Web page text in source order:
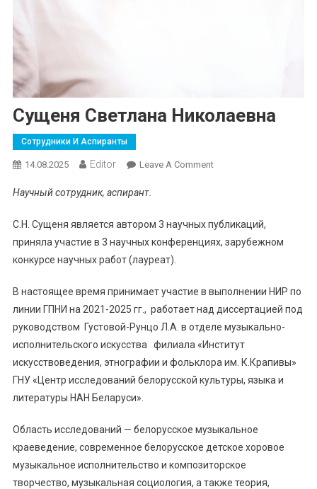
Сущеня Светлана Николаевна
Сотрудники И Аспиранты
14.08.2025 Editor Leave A CommentOn
Научный сотрудник, аспирант.
С.Н. Сущеня является автором 3 научных публикаций,
приняла участие в 3 научных конференциях, зарубежном
конкурсе научных работ (лауреат).
В настоящее время принимает участие в выполнении НИР по
линии ГПНИ на 2021-2025 гг., работает над диссертацией под
руководством Густовой-Рунцо Л.А. в отделе музыкально-
исполнительского искусства филиала «Институт
искусствоведения, этнографии и фольклора им. К.Крапивы»
ГНУ «Центр исследований белорусской культуры, языка и
литературы НАН Беларуси».
Область исследований — белорусское музыкальное
краеведение, современное белорусское детское хоровое
музыкальное исполнительство и композиторское
творчество, музыкальная социология, а также теория,